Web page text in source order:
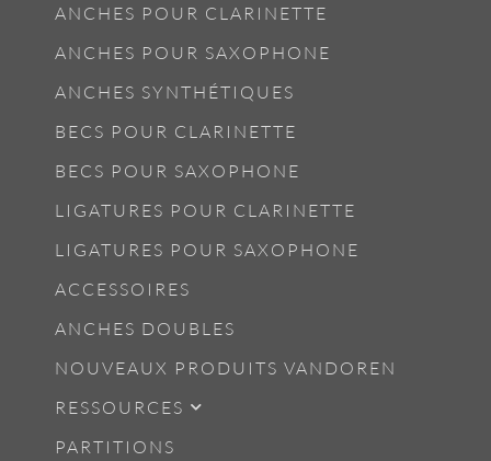
ANCHES POUR CLARINETTE
ANCHES POUR SAXOPHONE
ANCHES SYNTHÉTIQUES
BECS POUR CLARINETTE
BECS POUR SAXOPHONE
LIGATURES POUR CLARINETTE
LIGATURES POUR SAXOPHONE
ACCESSOIRES
ANCHES DOUBLES
NOUVEAUX PRODUITS VANDOREN
RESSOURCES
PARTITIONS